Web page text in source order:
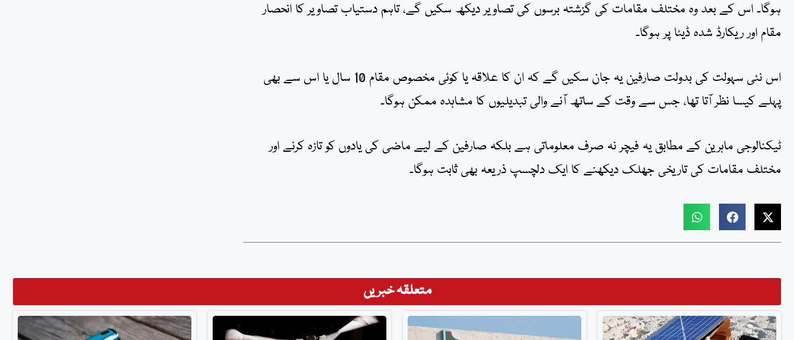
ہوگا۔ اس کے بعد وہ مختلف مقامات کی گزشتہ برسوں کی تصاویر دیکھ سکیں گے، تاہم دستیاب تصاویر کا انحصار
مقام اور ریکارڈ شدہ ڈیٹا پر ہوگا۔
اس نئی سہولت کی بدولت صارفین یہ جان سکیں گے کہ ان کا علاقہ یا کوئی مخصوص مقام 10 سال یا اس سے بھی
پہلے کیسا نظر آتا تھا، جس سے وقت کے ساتھ آنے والی تبدیلیوں کا مشاہدہ ممکن ہوگا۔
ٹیکنالوجی ماہرین کے مطابق یہ فیچر نہ صرف معلوماتی ہے بلکہ صارفین کے لیے ماضی کی یادوں کو تازہ کرنے اور
مختلف مقامات کی تاریخی جھلک دیکھنے کا ایک دلچسپ ذریعہ بھی ثابت ہوگا۔
متعلقہ خبریں